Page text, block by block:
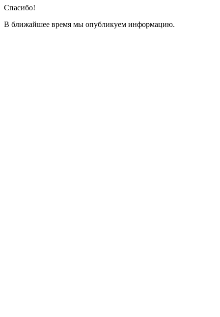
Спасибо!
В ближайшее время мы опубликуем информацию.